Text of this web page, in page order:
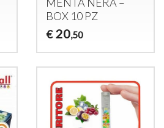
BOX 10 PZ
€ 20,50